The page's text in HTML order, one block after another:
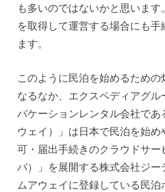
も多いのではないかと思いま
を取得して運営する場合にも
ます。
このように民泊を始めるため
なるなか、エクスペディアグ
バケーションレンタル会社で
ウェイ）」は日本で民泊を始
可・届出手続きのクラウドサ
バ）」を展開する株式会社ジ
ムアウェイに登録している民